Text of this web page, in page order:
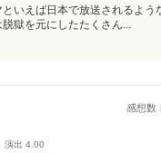
いえば日本で放送されるよう
獄を元にしたたくさん...
感想数
演出 4.00